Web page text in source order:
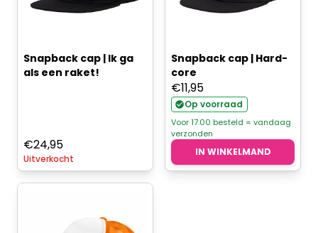
Snapback cap | Ik ga
als een raket!
€24,95
Uitverkocht
Snapback cap | Hard-
core
€11,95
Op voorraad
Voor 17.00 besteld = vandaag
verzonden
IN WINKELMAND